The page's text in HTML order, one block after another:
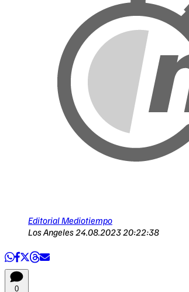
Editorial Mediotiempo
Los Angeles24.08.2023 20:22:38
0